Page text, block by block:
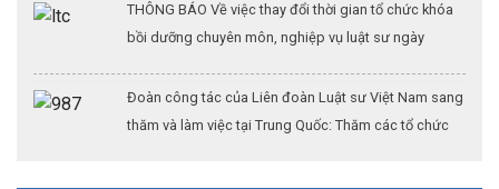
THÔNG BÁO Về việc thay đổi thời gian tổ chức khóa
bồi dưỡng chuyên môn, nghiệp vụ luật sư ngày
Đoàn công tác của Liên đoàn Luật sư Việt Nam sang
thăm và làm việc tại Trung Quốc: Thăm các tổ chức